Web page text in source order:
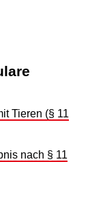
Tieren (§ 11
nach § 11